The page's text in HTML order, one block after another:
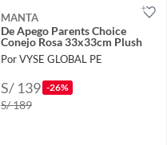
MANTA
De Apego Parents Choice
Conejo Rosa 33x33cm Plush
Por VYSE GLOBAL PE
S/ 139 -26%
S/ 189